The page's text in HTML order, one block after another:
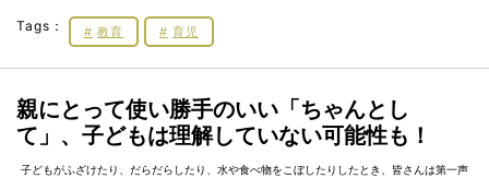
Tags： 教育 育児
親にとって使い勝手のいい「ちゃんとし
て」、子どもは理解していない可能性も！
子どもがふざけたり、だらだらしたり、水や食べ物をこぼしたりしたとき、皆さんは第一声